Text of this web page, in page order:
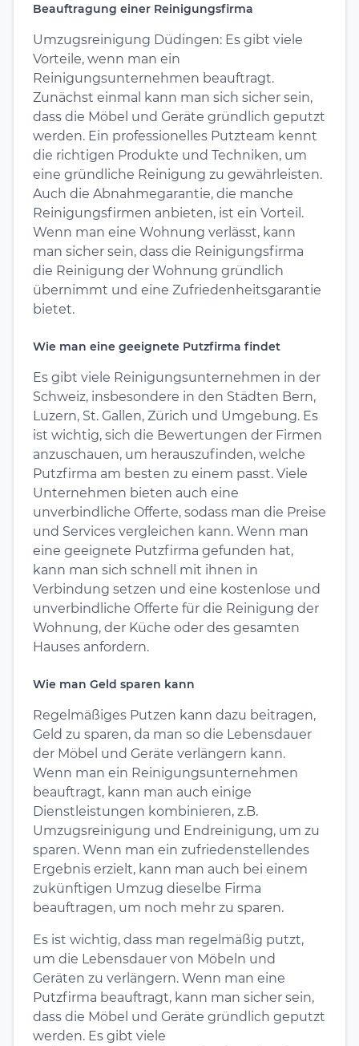
Beauftragung einer Reinigungsfirma
Umzugsreinigung Düdingen: Es gibt viele
Vorteile, wenn man ein
Reinigungsunternehmen beauftragt.
Zunächst einmal kann man sich sicher sein,
dass die Möbel und Geräte gründlich geputzt
werden. Ein professionelles Putzteam kennt
die richtigen Produkte und Techniken, um
eine gründliche Reinigung zu gewährleisten.
Auch die Abnahmegarantie, die manche
Reinigungsfirmen anbieten, ist ein Vorteil.
Wenn man eine Wohnung verlässt, kann
man sicher sein, dass die Reinigungsfirma
die Reinigung der Wohnung gründlich
übernimmt und eine Zufriedenheitsgarantie
bietet.
Wie man eine geeignete Putzfirma findet
Es gibt viele Reinigungsunternehmen in der
Schweiz, insbesondere in den Städten Bern,
Luzern, St. Gallen, Zürich und Umgebung. Es
ist wichtig, sich die Bewertungen der Firmen
anzuschauen, um herauszufinden, welche
Putzfirma am besten zu einem passt. Viele
Unternehmen bieten auch eine
unverbindliche Offerte, sodass man die Preise
und Services vergleichen kann. Wenn man
eine geeignete Putzfirma gefunden hat,
kann man sich schnell mit ihnen in
Verbindung setzen und eine kostenlose und
unverbindliche Offerte für die Reinigung der
Wohnung, der Küche oder des gesamten
Hauses anfordern.
Wie man Geld sparen kann
Regelmäßiges Putzen kann dazu beitragen,
Geld zu sparen, da man so die Lebensdauer
der Möbel und Geräte verlängern kann.
Wenn man ein Reinigungsunternehmen
beauftragt, kann man auch einige
Dienstleistungen kombinieren, z.B.
Umzugsreinigung und Endreinigung, um zu
sparen. Wenn man ein zufriedenstellendes
Ergebnis erzielt, kann man auch bei einem
zukünftigen Umzug dieselbe Firma
beauftragen, um noch mehr zu sparen.
Es ist wichtig, dass man regelmäßig putzt,
um die Lebensdauer von Möbeln und
Geräten zu verlängern. Wenn man eine
Putzfirma beauftragt, kann man sicher sein,
dass die Möbel und Geräte gründlich geputzt
werden. Es gibt viele